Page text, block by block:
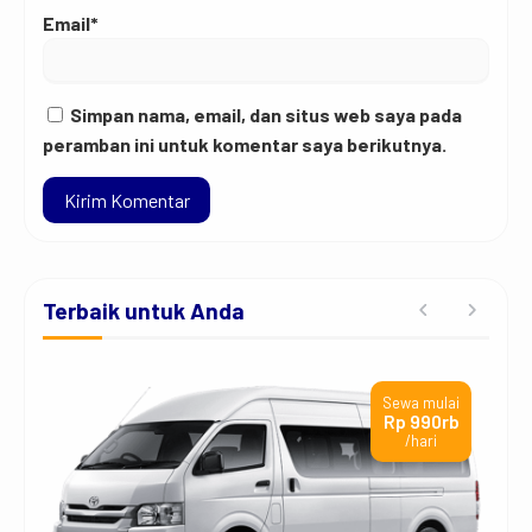
Email*
Simpan nama, email, dan situs web saya pada
peramban ini untuk komentar saya berikutnya.
Terbaik untuk Anda
Sewa mulai
Rp 990rb
/hari